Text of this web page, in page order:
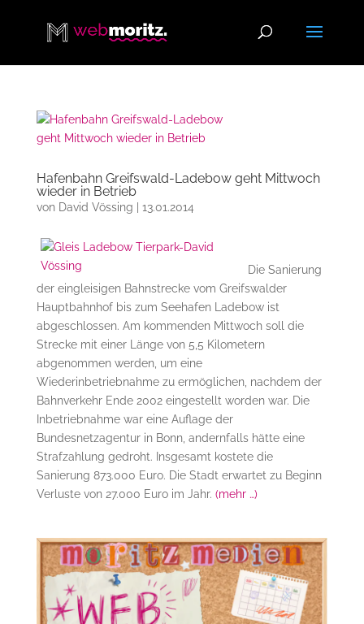
Hafenbahn Greifswald-Ladebow geht Mittwoch
wieder in Betrieb
von David Vössing 13.01.2014
Die Sanierung
der eingleisigen Bahnstrecke vom Greifswalder
Hauptbahnhof bis zum Seehafen Ladebow ist
abgeschlossen. Am kommenden Mittwoch soll die
Strecke mit einer Länge von 5,5 Kilometern
abgenommen werden, um eine
Wiederinbetriebnahme zu ermöglichen, nachdem der
Bahnverkehr Ende 2002 eingestellt worden war. Die
Inbetriebnahme war eine Auflage der
Bundesnetzagentur in Bonn, andernfalls hätte eine
Strafzahlung gedroht. Insgesamt kostete die
Sanierung 873.000 Euro. Die Stadt erwartet zu Beginn
Verluste von 27.000 Euro im Jahr. (mehr …)